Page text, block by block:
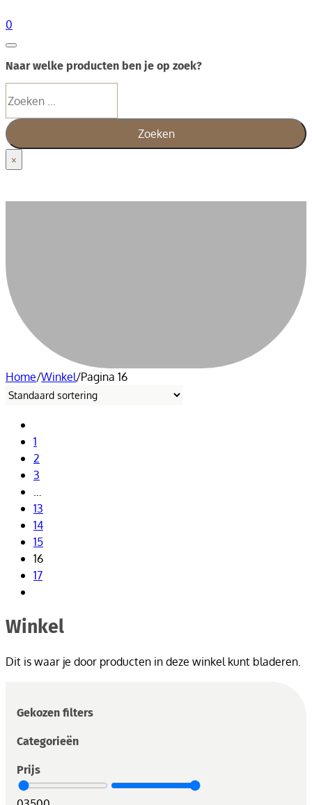
0
Naar welke producten ben je op zoek?
Zoeken
×
Home/Winkel/Pagina 16
1
2
3
13
14
15
16
17
Winkel
Dit is waar je door producten in deze winkel kunt bladeren.
Gekozen filters
Categorieën
Prijs